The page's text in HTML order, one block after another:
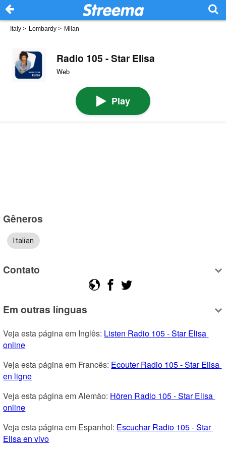
Italy > Lombardy > Milan
Radio 105 - Star Elisa
Web
Play
Gêneros
Italian
Contato
Em outras línguas
Veja esta página em Inglês: Listen Radio 105 - Star Elisa
online
Veja esta página em Francês: Ecouter Radio 105 - Star Elisa
en ligne
Veja esta página em Alemão: Hören Radio 105 - Star Elisa
online
Veja esta página em Espanhol: Escuchar Radio 105 - Star
Elisa en vivo